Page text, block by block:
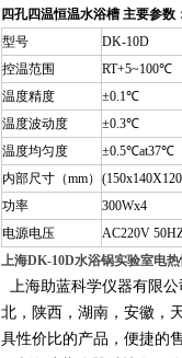
四孔四温恒温水浴槽 主要参数
型号
DK-10D
控温范围
RT+5~100℃
温度精度
±0.1℃
温度波动度
±0.3℃
温度均匀度
±0.5℃at37℃
内部尺寸（mm）
功率
300Wx4
电源电压
AC220V
上海DK-10D水浴锅实验室电
上海助蓝科学仪器有限
北，陕西，湖南，安徽，
具性价比的产品，便捷的